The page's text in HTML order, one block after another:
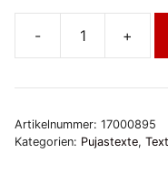
- +
Artikelnummer: 17000895
Kategorien: Pujastexte,